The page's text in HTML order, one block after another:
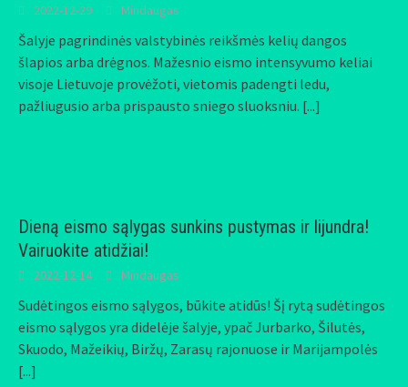
2022-12-29 Mindaugas
Šalyje pagrindinės valstybinės reikšmės kelių dangos
šlapios arba drėgnos. Mažesnio eismo intensyvumo keliai
visoje Lietuvoje provėžoti, vietomis padengti ledu,
pažliugusio arba prispausto sniego sluoksniu. [...]
Dieną eismo sąlygas sunkins pustymas ir lijundra!
Vairuokite atidžiai!
2022-12-14 Mindaugas
Sudėtingos eismo sąlygos, būkite atidūs! Šį rytą sudėtingos
eismo sąlygos yra didelėje šalyje, ypač Jurbarko, Šilutės,
Skuodo, Mažeikių, Biržų, Zarasų rajonuose ir Marijampolės
[...]